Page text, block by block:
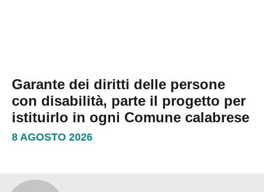
Garante dei diritti delle persone
con disabilità, parte il progetto per
istituirlo in ogni Comune calabrese
8 AGOSTO 2026